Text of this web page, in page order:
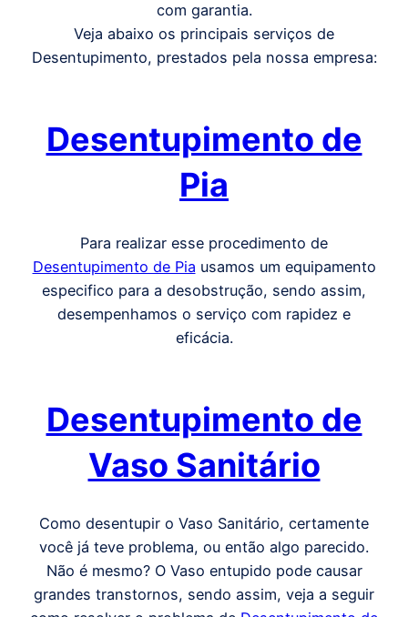
com garantia.
Veja abaixo os principais serviços de
Desentupimento, prestados pela nossa empresa:
Desentupimento de
Pia
Para realizar esse procedimento de
Desentupimento de Pia usamos um equipamento
especifico para a desobstrução, sendo assim,
desempenhamos o serviço com rapidez e
eficácia.
Desentupimento de
Vaso Sanitário
Como desentupir o Vaso Sanitário, certamente
você já teve problema, ou então algo parecido.
Não é mesmo? O Vaso entupido pode causar
grandes transtornos, sendo assim, veja a seguir